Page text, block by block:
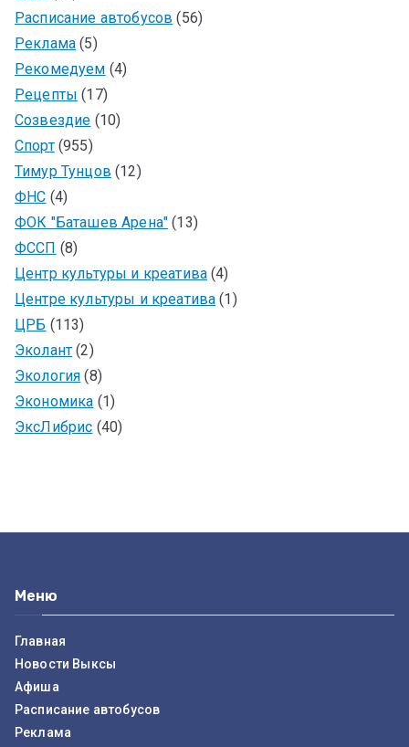
Расписание автобусов (56)
Реклама (5)
Рекомедуем (4)
Рецепты (17)
Созвездие (10)
Спорт(955)
Тимур Тунцов (12)
ФНС (4)
ФОК "Баташев Арена" (13)
ФССП (8)
Центр культуры и креатива (4)
Центре культуры и креатива (1)
ЦРБ (113)
Эколант (2)
Экология (8)
Экономика (1)
ЭксЛибрис (40)
Меню
Главная
Новости Выксы
Афиша
Расписание автобусов
Реклама